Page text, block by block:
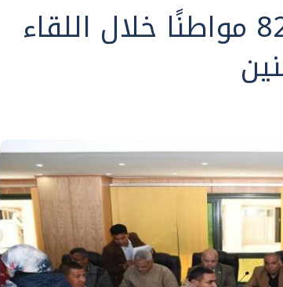
محافظ الفيوم يستقبل 82 مواطنًا خلال اللقاء